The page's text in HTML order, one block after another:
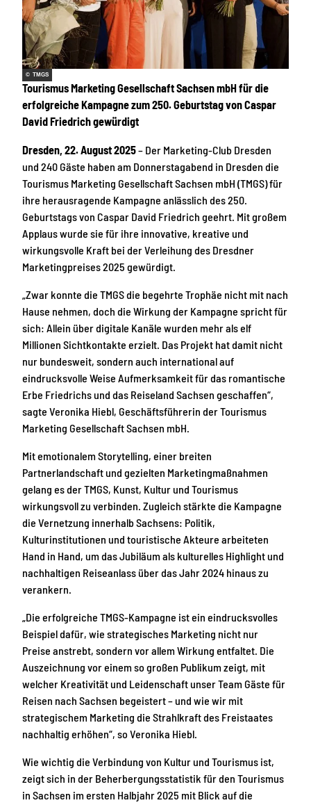
© TMGS
Tourismus Marketing Gesellschaft Sachsen mbH für die
erfolgreiche Kampagne zum 250. Geburtstag von Caspar
David Friedrich gewürdigt
Dresden, 22. August 2025– Der Marketing-Club Dresden
und 240 Gäste haben am Donnerstagabend in Dresden die
Tourismus Marketing Gesellschaft Sachsen mbH (TMGS) für
ihre herausragende Kampagne anlässlich des 250.
Geburtstags von Caspar David Friedrich geehrt. Mit großem
Applaus wurde sie für ihre innovative, kreative und
wirkungsvolle Kraft bei der Verleihung des Dresdner
Marketingpreises 2025 gewürdigt.
„Zwar konnte die TMGS die begehrte Trophäe nicht mit nach
Hause nehmen, doch die Wirkung der Kampagne spricht für
sich: Allein über digitale Kanäle wurden mehr als elf
Millionen Sichtkontakte erzielt. Das Projekt hat damit nicht
nur bundesweit, sondern auch international auf
eindrucksvolle Weise Aufmerksamkeit für das romantische
Erbe Friedrichs und das Reiseland Sachsen geschaffen“,
sagte Veronika Hiebl, Geschäftsführerin der Tourismus
Marketing Gesellschaft Sachsen mbH.
Mit emotionalem Storytelling, einer breiten
Partnerlandschaft und gezielten Marketingmaßnahmen
gelang es der TMGS, Kunst, Kultur und Tourismus
wirkungsvoll zu verbinden. Zugleich stärkte die Kampagne
die Vernetzung innerhalb Sachsens: Politik,
Kulturinstitutionen und touristische Akteure arbeiteten
Hand in Hand, um das Jubiläum als kulturelles Highlight und
nachhaltigen Reiseanlass über das Jahr 2024 hinaus zu
verankern.
„Die erfolgreiche TMGS-Kampagne ist ein eindrucksvolles
Beispiel dafür, wie strategisches Marketing nicht nur
Preise anstrebt, sondern vor allem Wirkung entfaltet. Die
Auszeichnung vor einem so großen Publikum zeigt, mit
welcher Kreativität und Leidenschaft unser Team Gäste für
Reisen nach Sachsen begeistert – und wie wir mit
strategischem Marketing die Strahlkraft des Freistaates
nachhaltig erhöhen“, so Veronika Hiebl.
Wie wichtig die Verbindung von Kultur und Tourismus ist,
zeigt sich in der Beherbergungsstatistik für den Tourismus
in Sachsen im ersten Halbjahr 2025 mit Blick auf die